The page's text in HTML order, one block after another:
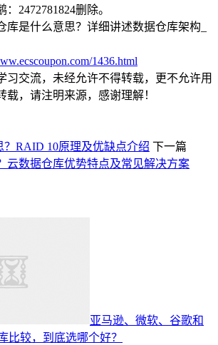
2472781824删除。
库是什么意思？详细讲述数据仓库架构_
1436.html
习交流，未经允许不得转载，更不允许用
载，请注明来源，感谢理解！
RAID 10原理及优缺点介绍 下一篇
云数据仓库优势特点及常见解决方案
亚马逊、微软、谷歌和
比较，到底选哪个好？